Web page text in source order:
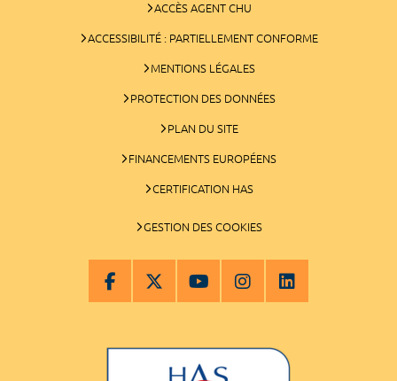
ACCÈS AGENT CHU
ACCESSIBILITÉ : PARTIELLEMENT CONFORME
MENTIONS LÉGALES
PROTECTION DES DONNÉES
PLAN DU SITE
FINANCEMENTS EUROPÉENS
CERTIFICATION HAS
GESTION DES COOKIES